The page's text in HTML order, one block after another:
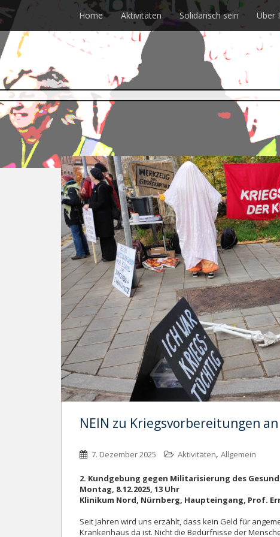
to
main
content
Home Aktivitäten Solidarisch sein Über
NEIN zu Kriegsvorbereitungen
7. Dezember 2025 Aktivitäten, Allgemein
2. Kundgebung gegen Militarisierung des
Montag, 8.12.2025, 13 Uhr
Klinikum Nord, Nürnberg, Haupteingang, Prof.
Seit Jahren wird uns erzählt, dass kein Geld für
Krankenhaus da ist. Nicht die Bedürfnisse der